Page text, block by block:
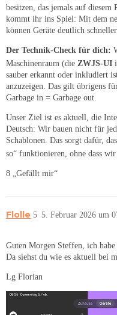
besitzen, das jemals auf diesem
kommt ihr ins Spiel: Mit dem
können Geräte deutlich
Der Technik-Check für dich:
Maschinenraum (die ZWJS-UI
sauber erkannt oder inkludiert
anzuzeigen. Das gilt übrigens
Garbage in = Garbage out.
Unser Ziel ist es aktuell, die
Deutsch: Wir bauen nicht für
Schablonen. Das sorgt dafür,
so“ funktionieren, ohne dass
8 „Gefällt mir“
Flolle 5. Februar 2026 um
5
Guten Morgen Steffen, ich
Da siehst du wie es aktuell bei
Lg Florian